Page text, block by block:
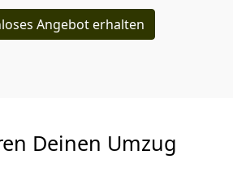
Angebot erhalten
Deinen Umzug